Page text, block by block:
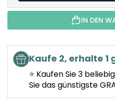
IN DEN
Kaufe 2, erhalte 1
⭐ Kaufen Sie 3
Sie das günstigste